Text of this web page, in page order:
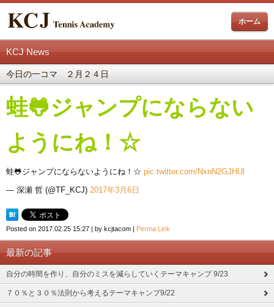
ホーム
KCJ News
今日の一コマ ２月２４日
蛙🐸ジャンプにならない
ようにね！☆
蛙🐸ジャンプにならないようにね！☆ pic.twitter.com/NxnN2GJHUl
— 深瀬 哲 (@TF_KCJ) 2017年3月6日
Posted on 2017.02.25 15:27 | by kcjtacom | Perma Link
最新の記事
自分の時間を作り、自分のミスを減らしていくテーマキャンプ 9/23
７０％と３０％法則から考えるテーマキャンプ9/22